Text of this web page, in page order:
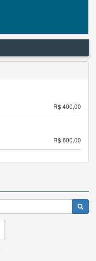
R$ 400,00
R$ 600,00